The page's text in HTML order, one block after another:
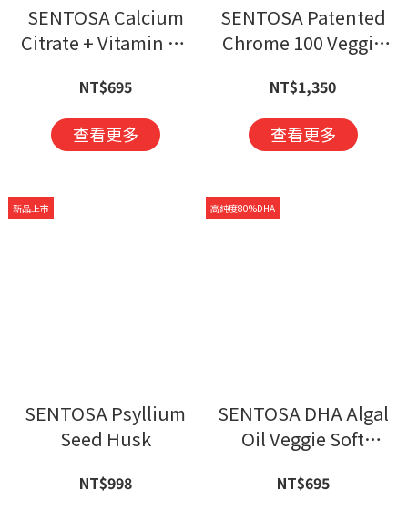
SENTOSA Calcium
Citrate + Vitamin K2
NT$695
查看更多
SENTOSA Patented
Chrome 100 Veggie
NT$1,350
查看更多
新品上市
SENTOSA Psyllium
Seed Husk
NT$998
高純度80%DHA
SENTOSA DHA Algal
Oil Veggie Soft
NT$695